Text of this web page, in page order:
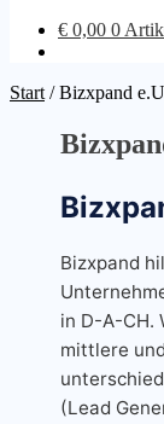
€ 0,00 0
Start /Bizxpand
Bizxpand
in D-A-CH.
mittlere
(Lead